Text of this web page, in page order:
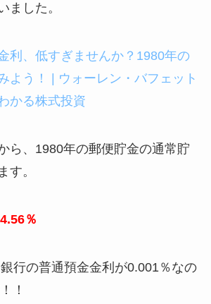
ました。
利、低すぎませんか？1980年の
よう！ | ウォーレン・バフェット
かる株式投資
ら、1980年の郵便貯金の通常貯
す。
％
行の普通預金金利が0.001％なの
！